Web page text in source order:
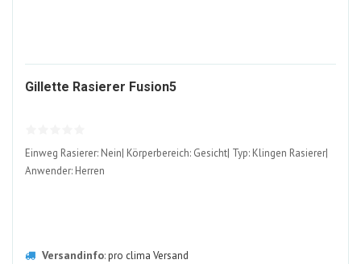
Gillette Rasierer Fusion51569108-
Einweg Rasierer: Nein| Körperbereich: Gesicht| Typ: Klingen Rasierer|
Anwender: Herren
Versandinfo:pro clima Versand